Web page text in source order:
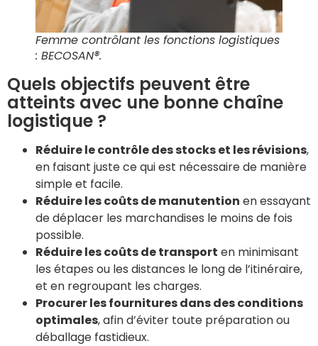
Femme contrôlant les fonctions logistiques
: BECOSAN®.
Quels objectifs peuvent être
atteints avec une bonne chaîne
logistique ?
Réduire le contrôle des stocks et les révisions,
en faisant juste ce qui est nécessaire de manière
simple et facile.
Réduire les coûts de manutention en essayant
de déplacer les marchandises le moins de fois
possible.
Réduire les coûts de transport en minimisant
les étapes ou les distances le long de l’itinéraire,
et en regroupant les charges.
Procurer les fournitures dans des conditions
optimales, afin d’éviter toute préparation ou
déballage fastidieux.